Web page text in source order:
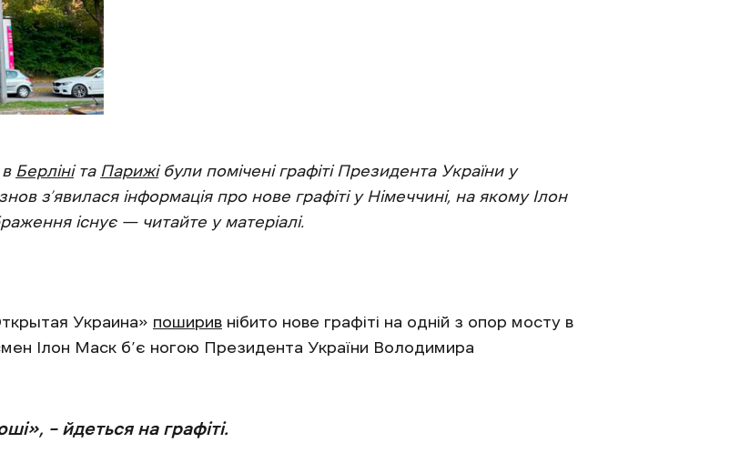
Берлініта Парижібули помічені графіті Президента України у
з’явилася інформація про нове графіті у Німеччині, на якому Ілон
існує — читайте у матеріалі.
Украина» поширив нібито нове графіті на одній з опор мосту в
Ілон Маск б’є ногою Президента України Володимира
– йдеться на графіті.